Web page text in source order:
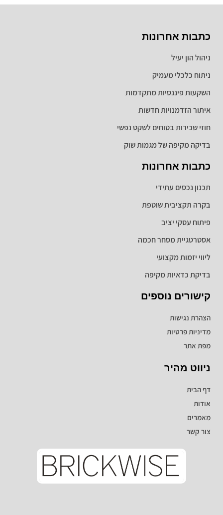
ניווט מהיר
דף הבית
אודות
מאמרים
צור קשר
קישורים נוספים
הצהרת נגישות
מדיניות פרטיות
מפת אתר
כתבות אחרונות
תכנון נכסים עתידי
בקרה תקציבית שוטפת
פיתוח עסקי יציב
אסטרטגיית מסחר חכמה
ליווי יזמות מקצועי
בדיקת כדאיות מקיפה
כתבות אחרונות
ניהול הון יעיל
ניתוח כלכלי מעמיק
השקעות פיננסיות מתקדמות
איתור הזדמנויות חדשות
חוזי שכירות בטוחים לשקט נפשי
בדיקה מקיפה של מגמות שוק